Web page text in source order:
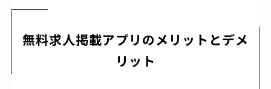
無料求人掲載アプリのメリットとデメ
リット